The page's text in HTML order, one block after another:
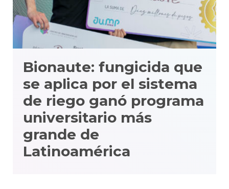
Bionaute: fungicida que
se aplica por el sistema
de riego ganó programa
universitario más
grande de
Latinoamérica